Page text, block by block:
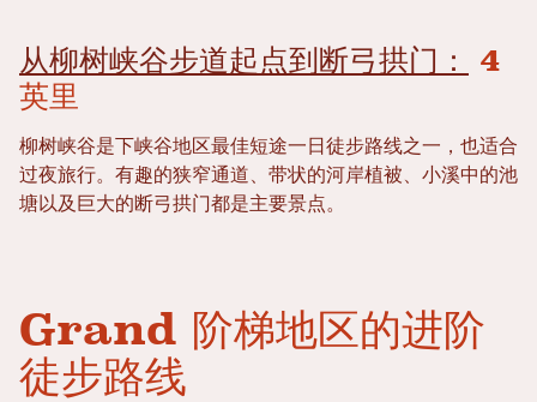
从柳树峡谷步道起点到断弓拱门：
4
英里
柳树峡谷是下峡谷地区最佳短途一日徒步路线之一，也适合
过夜旅行。有趣的狭窄通道、带状的河岸植被、小溪中的池
塘以及巨大的断弓拱门都是主要景点。
Grand 阶梯地区的进阶
徒步路线